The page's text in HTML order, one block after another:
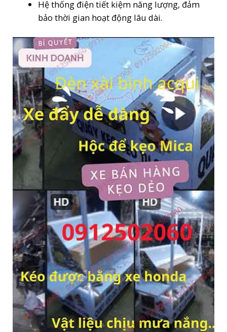
Hệ thống điện tiết kiệm năng lượng, đảm
bảo thời gian hoạt động lâu dài.